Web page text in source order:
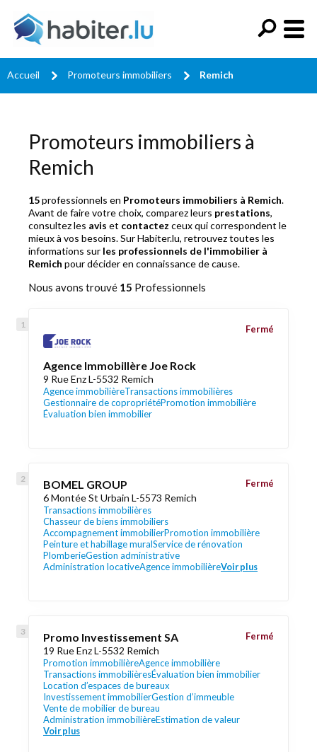
Accueil Promoteurs immobiliers Remich
Promoteurs immobiliers à
Remich
15professionnels en Promoteurs immobiliers à Remich.
Avant de faire votre choix, comparez leurs prestations,
consultez les avis et contactez ceux qui correspondent le
mieux à vos besoins. Sur Habiter.lu, retrouvez toutes les
informations sur les professionnels de l'immobilier à
Remich pour décider en connaissance de cause.
Nous avons trouvé 15 Professionnels
Agence Immobillère Joe Rock
9 Rue Enz L-5532 Remich
Agence immobilièreTransactions immobilières
Gestionnaire de copropriétéPromotion immobilière
Évaluation bien immobilier
Fermé
BOMEL GROUP
6 Montée St Urbain L-5573 Remich
Transactions immobilières
Chasseur de biens immobiliers
Accompagnement immobilierPromotion immobilière
Peinture et habillage muralService de rénovation
PlomberieGestion administrative
Administration locativeAgence immobilièreVoir plus
Fermé
Promo Investissement SA
19 Rue Enz L-5532 Remich
Promotion immobilièreAgence immobilière
Transactions immobilièresÉvaluation bien immobilier
Location d’espaces de bureaux
Investissement immobilierGestion d’immeuble
Vente de mobilier de bureau
Administration immobilièreEstimation de valeur
Voir plus
Fermé